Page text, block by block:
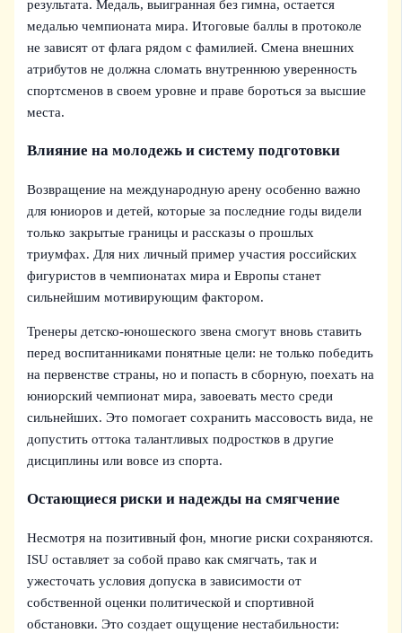
результата. Медаль, выигранная без гимна, остается
медалью чемпионата мира. Итоговые баллы в протоколе
не зависят от флага рядом с фамилией. Смена внешних
атрибутов не должна сломать внутреннюю уверенность
спортсменов в своем уровне и праве бороться за высшие
места.
Влияние на молодежь и систему подготовки
Возвращение на международную арену особенно важно
для юниоров и детей, которые за последние годы видели
только закрытые границы и рассказы о прошлых
триумфах. Для них личный пример участия российских
фигуристов в чемпионатах мира и Европы станет
сильнейшим мотивирующим фактором.
Тренеры детско-юношеского звена смогут вновь ставить
перед воспитанниками понятные цели: не только победить
на первенстве страны, но и попасть в сборную, поехать на
юниорский чемпионат мира, завоевать место среди
сильнейших. Это помогает сохранить массовость вида, не
допустить оттока талантливых подростков в другие
дисциплины или вовсе из спорта.
Остающиеся риски и надежды на смягчение
Несмотря на позитивный фон, многие риски сохраняются.
ISU оставляет за собой право как смягчать, так и
ужесточать условия допуска в зависимости от
собственной оценки политической и спортивной
обстановки. Это создает ощущение нестабильности: